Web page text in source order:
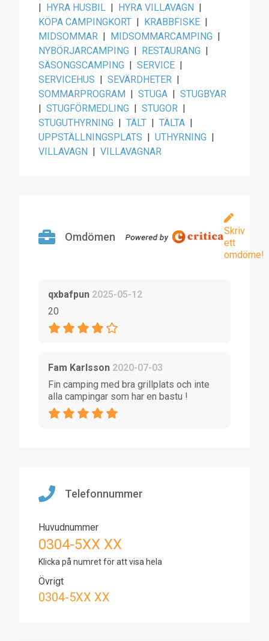
| HYRA HUSBIL | HYRA VILLAVAGN |
KÖPA CAMPINGKORT | KRABBFISKE |
MIDSOMMAR | MIDSOMMARCAMPING |
NYBÖRJARCAMPING | RESTAURANG |
SÄSONGSCAMPING | SERVICE |
SERVICEHUS | SEVÄRDHETER |
SOMMARPROGRAM | STUGA | STUGBYAR
| STUGFÖRMEDLING | STUGOR |
STUGUTHYRNING | TÄLT | TÄLTA |
UPPSTÄLLNINGSPLATS | UTHYRNING |
VILLAVAGN | VILLAVAGNAR
Omdömen
Skriv
ett
omdöme!
qxbafpun 2025-05-12
20
Fam Karlsson 2020-07-03
Fin camping med bra grillplats och inte
alla campingar som har en bastu !
Telefonnummer
Huvudnummer
0304-5XX XX
Klicka på numret för att visa hela
Övrigt
0304-5XX XX